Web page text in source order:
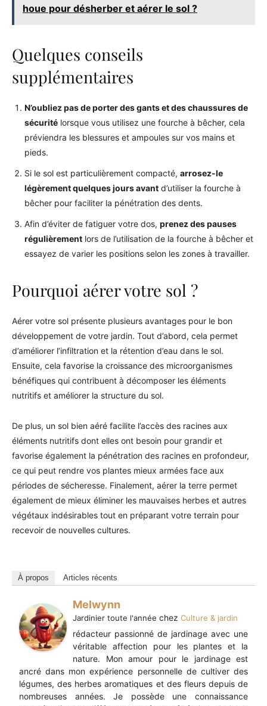
houe pour désherber et aérer le sol ?
Quelques conseils
supplémentaires
N’oubliez pas de porter des gants et des chaussures de
sécurité lorsque vous utilisez une fourche à bêcher, cela
préviendra les blessures et ampoules sur vos mains et
pieds.
Si le sol est particulièrement compacté, arrosez-le
légèrement quelques jours avant d’utiliser la fourche à
bêcher pour faciliter la pénétration des dents.
Afin d’éviter de fatiguer votre dos, prenez des pauses
régulièrement lors de l’utilisation de la fourche à bêcher et
essayez de varier les positions selon les zones à travailler.
Pourquoi aérer votre sol ?
Aérer votre sol présente plusieurs avantages pour le bon
développement de votre jardin. Tout d’abord, cela permet
d’améliorer l’infiltration et la rétention d’eau dans le sol.
Ensuite, cela favorise la croissance des microorganismes
bénéfiques qui contribuent à décomposer les éléments
nutritifs et améliorer la structure du sol.
De plus, un sol bien aéré facilite l’accès des racines aux
éléments nutritifs dont elles ont besoin pour grandir et
favorise également la pénétration des racines en profondeur,
ce qui peut rendre vos plantes mieux armées face aux
périodes de sécheresse. Finalement, aérer la terre permet
également de mieux éliminer les mauvaises herbes et autres
végétaux indésirables tout en préparant votre terrain pour
recevoir de nouvelles cultures.
À propos Articles récents
Melwynn
Jardinier toute l'année chez Culture & jardin
rédacteur passionné de jardinage avec une
véritable affection pour les plantes et la
nature. Mon amour pour le jardinage est
ancré dans mon expérience personnelle de cultiver des
légumes, des herbes aromatiques et des fleurs depuis de
nombreuses années. Je possède une connaissance